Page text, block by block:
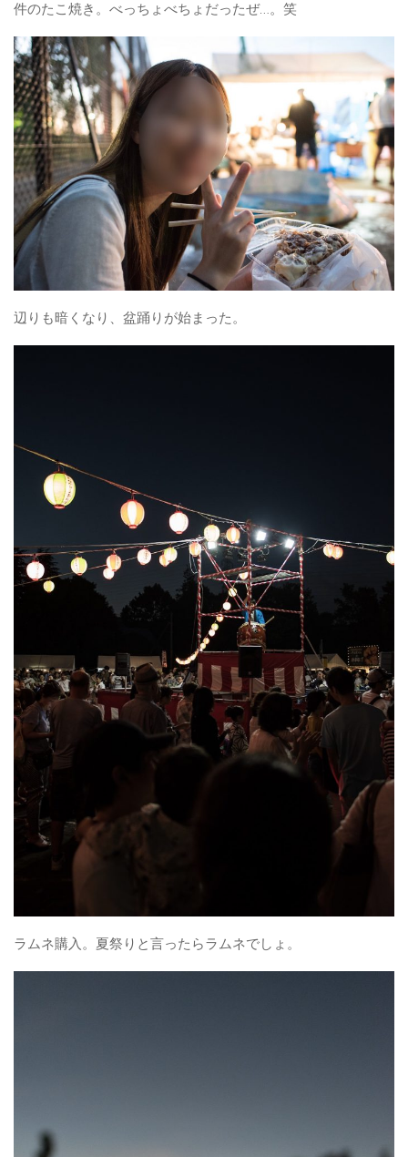
件のたこ焼き。べっちょべちょだったぜ…。笑
辺りも暗くなり、盆踊りが始まった。
ラムネ購入。夏祭りと言ったらラムネでしょ。